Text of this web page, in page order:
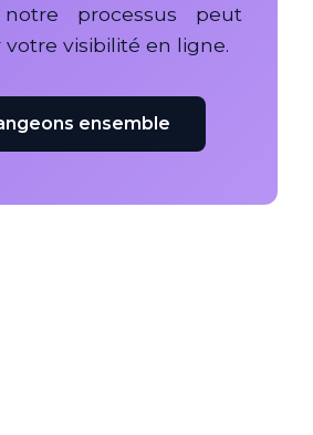
processus peut
visibilité en ligne.
ensemble